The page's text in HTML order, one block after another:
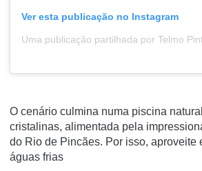
Ver esta publicação no Instagram
O cenário culmina numa piscina
cristalinas, alimentada pela
do Rio de Pincães. Por isso, aproveite
águas frias